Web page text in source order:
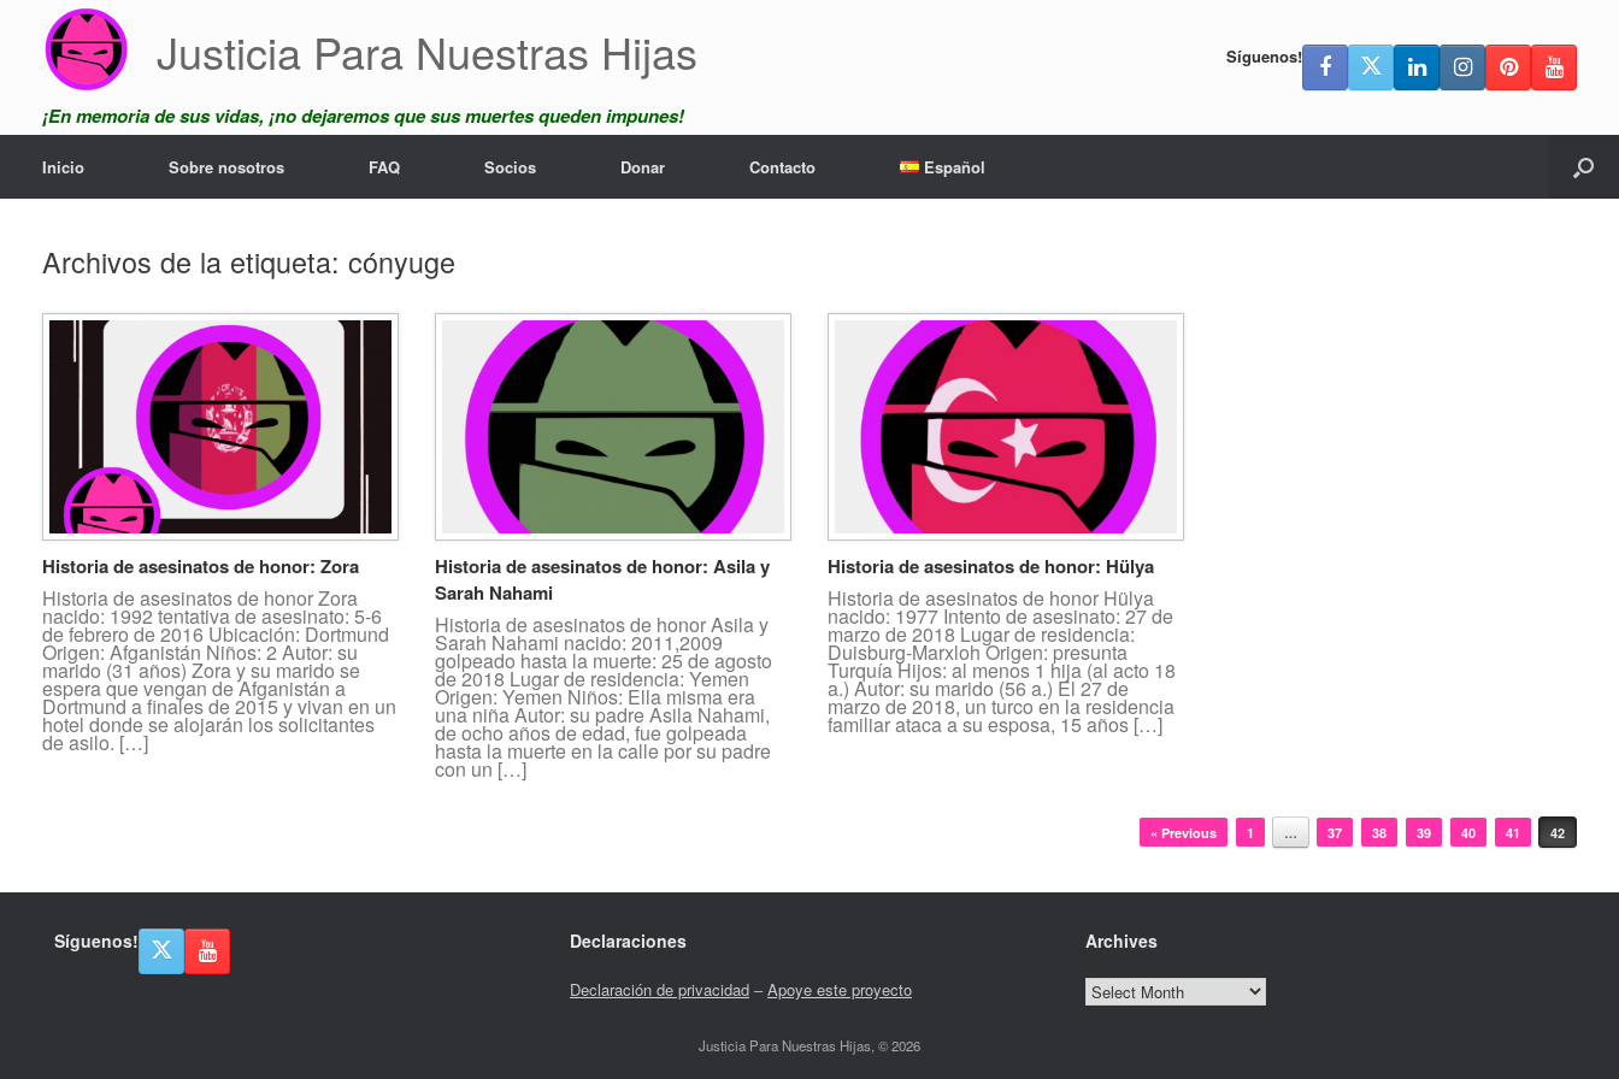
contenido
Justicia Para Nuestras Hijas
¡En memoria de sus vidas, ¡no dejaremos que sus muertes queden impunes!
Síguenos!
Inicio Sobre nosotros FAQ Socios Donar Contacto Español
Archivos de la etiqueta: cónyuge
Historia de asesinatos de honor: Zora
Historia de asesinatos de honor Zora
nacido: 1992 tentativa de asesinato: 5-6
de febrero de 2016 Ubicación: Dortmund
Origen: Afganistán Niños: 2 Autor: su
marido (31 años) Zora y su marido se
espera que vengan de Afganistán a
Dortmund a finales de 2015 y vivan en un
hotel donde se alojarán los solicitantes
de asilo. […]
Historia de asesinatos de honor: Asila y
Sarah Nahami
Historia de asesinatos de honor Asila y
Sarah Nahami nacido: 2011,2009
golpeado hasta la muerte: 25 de agosto
de 2018 Lugar de residencia: Yemen
Origen: Yemen Niños: Ella misma era
una niña Autor: su padre Asila Nahami,
de ocho años de edad, fue golpeada
hasta la muerte en la calle por su padre
con un […]
Historia de asesinatos de honor: Hülya
Historia de asesinatos de honor Hülya
nacido: 1977 Intento de asesinato: 27 de
marzo de 2018 Lugar de residencia:
Duisburg-Marxloh Origen: presunta
Turquía Hijos: al menos 1 hija (al acto 18
a.) Autor: su marido (56 a.) El 27 de
marzo de 2018, un turco en la residencia
familiar ataca a su esposa, 15 años […]
« Previous 1 … 37 38 39 40 41 42
Síguenos! Declaraciones
Declaración de privacidad–Apoye este proyecto
Archives
Archives
Justicia Para Nuestras Hijas, © 2026